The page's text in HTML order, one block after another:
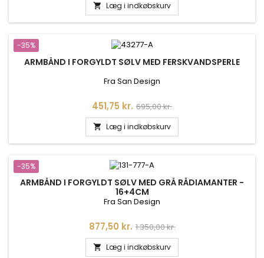
 Læg i indkøbskurv
-35%
ARMBÅND I FORGYLDT SØLV MED FERSKVANDSPERLE
Fra San Design
Pris
451,75 kr. Normalpris
695,00 kr.
 Læg i indkøbskurv
-35%
ARMBÅND I FORGYLDT SØLV MED GRÅ RÅDIAMANTER -
16+4CM
Fra San Design
Pris
877,50 kr. Normalpris
1.350,00 kr.
 Læg i indkøbskurv